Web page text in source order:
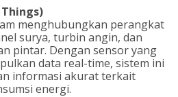
menghubungkan perangkat
surya, turbin angin, dan
pintar. Dengan sensor yang
data real-time, sistem ini
informasi akurat terkait
energi.